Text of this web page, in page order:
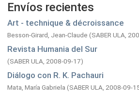
Envíos recientes
Art - technique & décroissance
Besson-Girard, Jean-Claude (SABER ULA,
Revista Humania del Sur
(SABER ULA, 2008-09-17)
Diálogo con R. K. Pachauri
Mata, María Gabriela (SABER ULA, 2008-09-